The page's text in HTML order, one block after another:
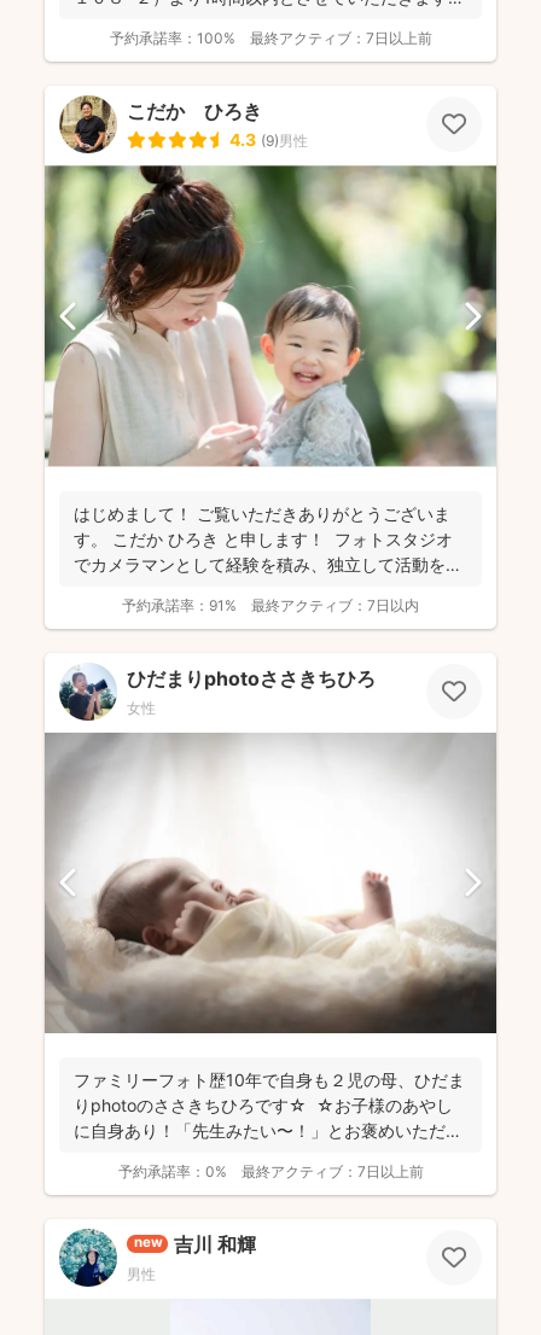
予約承諾率： 100% 最終アクティブ： 7日以上前
こだか ひろき
4.3 (9)男性
はじめまして！ ご覧いただきありがとうございま
す。 こだか ひろき と申します！ フォトスタジオ
でカメラマンとして経験を積み、独立して活動を始
予約承諾率： 91% 最終アクティブ： 7日以内
ひだまりphotoささきちひろ
女性
ファミリーフォト歴10年で自身も２児の母、ひだま
りphotoのささきちひろです☆ ☆お子様のあやし
に自身あり！「先生みたい〜！」とお褒めいただく
予約承諾率： 0% 最終アクティブ： 7日以上前
new 吉川 和輝
男性